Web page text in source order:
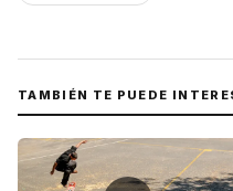
TAMBIÉN TE PUEDE